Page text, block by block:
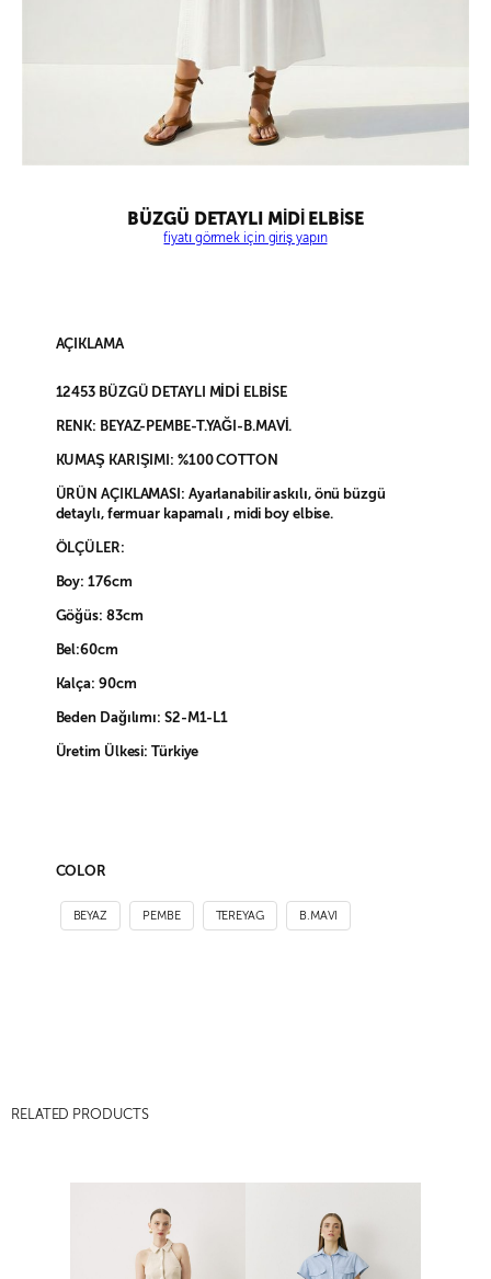
BÜZGÜ DETAYLI MİDİ ELBİSE
fiyatı görmek için giriş yapın
AÇIKLAMA
12453 BÜZGÜ DETAYLI MİDİ ELBİSE
RENK: BEYAZ-PEMBE-T.YAĞI-B.MAVİ.
KUMAŞ KARIŞIMI: %100 COTTON
ÜRÜN AÇIKLAMASI: Ayarlanabilir askılı, önü büzgü
detaylı, fermuar kapamalı , midi boy elbise.
ÖLÇÜLER:
Boy: 176cm
Göğüs: 83cm
Bel:60cm
Kalça: 90cm
Beden Dağılımı: S2-M1-L1
Üretim Ülkesi: Türkiye
COLOR
BEYAZ PEMBE TEREYAG B.MAVI
RELATED PRODUCTS